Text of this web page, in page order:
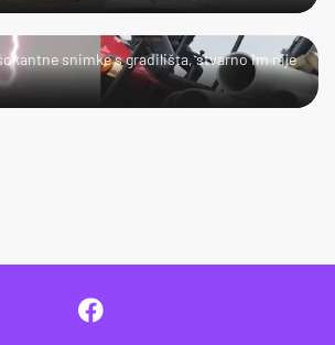
snimke s gradilišta, stvarno im nije